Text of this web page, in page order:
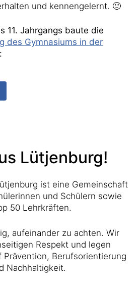
und kennengelernt. 🙂
11. Jahrgangs baute die
des Gymnasiums in der
Lütjenburg!
ist eine Gemeinschaft
und Schülern sowie
50 Lehrkräften.
aufeinander zu achten. Wir
Respekt und legen
Prävention, Berufsorientierung
Nachhaltigkeit.